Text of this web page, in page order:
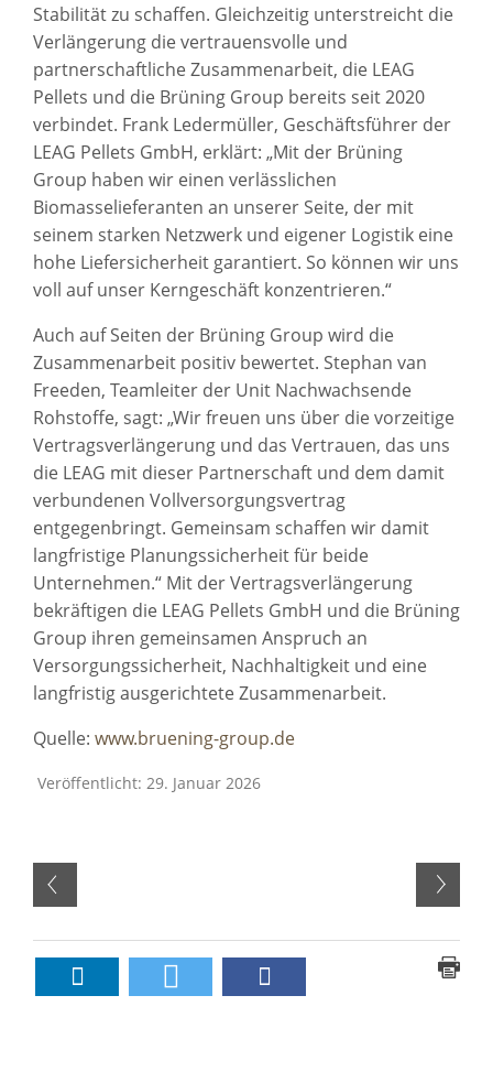
Stabilität zu schaffen. Gleichzeitig unterstreicht die
Verlängerung die vertrauensvolle und
partnerschaftliche Zusammenarbeit, die LEAG
Pellets und die Brüning Group bereits seit 2020
verbindet. Frank Ledermüller, Geschäftsführer der
LEAG Pellets GmbH, erklärt: „Mit der Brüning
Group haben wir einen verlässlichen
Biomasselieferanten an unserer Seite, der mit
seinem starken Netzwerk und eigener Logistik eine
hohe Liefersicherheit garantiert. So können wir uns
voll auf unser Kerngeschäft konzentrieren.“
Auch auf Seiten der Brüning Group wird die
Zusammenarbeit positiv bewertet. Stephan van
Freeden, Teamleiter der Unit Nachwachsende
Rohstoffe, sagt: „Wir freuen uns über die vorzeitige
Vertragsverlängerung und das Vertrauen, das uns
die LEAG mit dieser Partnerschaft und dem damit
verbundenen Vollversorgungsvertrag
entgegenbringt. Gemeinsam schaffen wir damit
langfristige Planungssicherheit für beide
Unternehmen.“ Mit der Vertragsverlängerung
bekräftigen die LEAG Pellets GmbH und die Brüning
Group ihren gemeinsamen Anspruch an
Versorgungssicherheit, Nachhaltigkeit und eine
langfristig ausgerichtete Zusammenarbeit.
Quelle: www.bruening-group.de
Veröffentlicht: 29. Januar 2026